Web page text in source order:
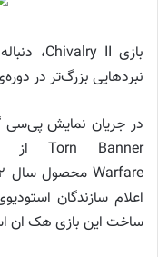
نبردهایی بزرگ‌تر در
اعلام سازندگان
ساخت این بازی هک